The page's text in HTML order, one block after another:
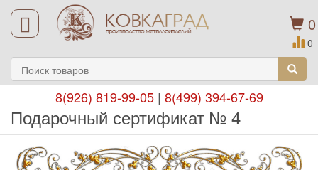
0
0
8(926) 819-99-05| 8(499) 394-67-69
Подарочный сертификат № 4